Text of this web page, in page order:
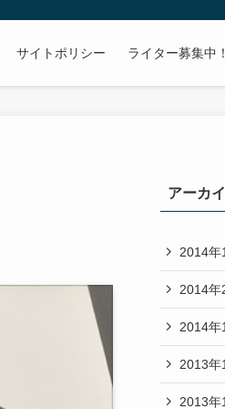
サイトポリシー ライター募集中！
アーカ
2014年
2014年
2014年
2013年
2013年